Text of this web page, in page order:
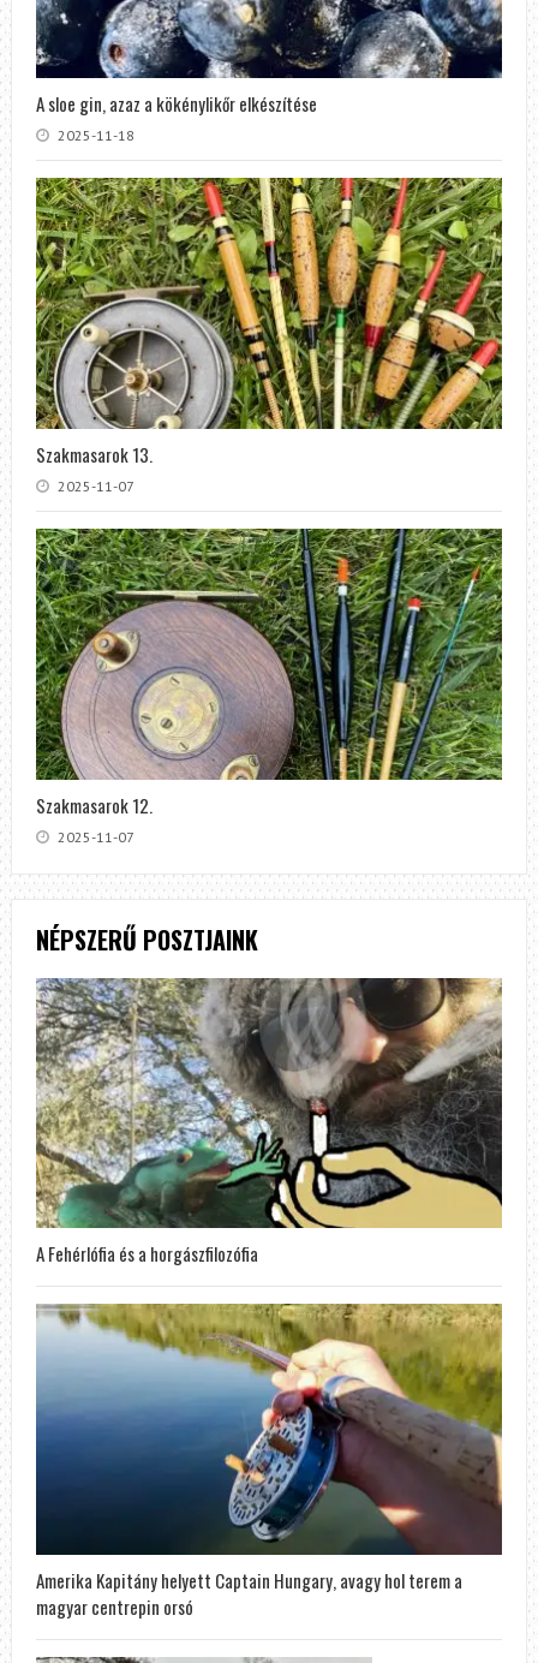
A sloe gin, azaz a kökénylikőr elkészítése
2025-11-18
Szakmasarok 13.
2025-11-07
Szakmasarok 12.
2025-11-07
NÉPSZERŰ POSZTJAINK
A Fehérlófia és a horgászfilozófia
Amerika Kapitány helyett Captain Hungary, avagy hol terem a
magyar centrepin orsó